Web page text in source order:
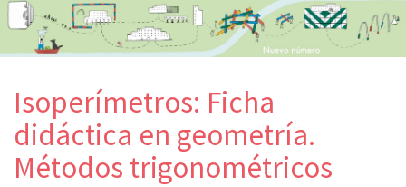
Isoperímetros: Ficha
didáctica en geometría.
Métodos trigonométricos